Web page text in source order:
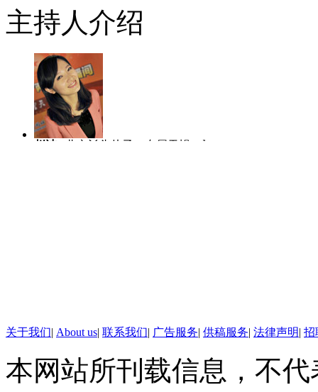
主持人介绍
赵洁
北京丫头片子，专属天蝎，爱哭
关于我们| About us| 联系我们| 广告服务| 供稿服务| 法律声明| 招
本网站所刊载信息，不